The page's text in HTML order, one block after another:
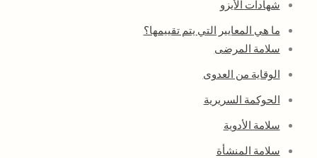
شهادات الأيزو
ما هي المعايير التي يتم تقييمها؟
سلامة المرضى
الوقاية من العدوى
الحوكمة السريرية
سلامة الأدوية
سلامة المنشأة